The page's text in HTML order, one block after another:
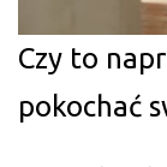
Czy to
pokochać